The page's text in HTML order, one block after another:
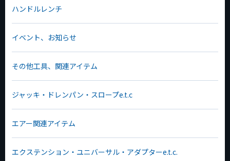
ハンドルレンチ
イベント、お知らせ
その他工具、関連アイテム
ジャッキ・ドレンパン・スロープe.t.c
エアー関連アイテム
エクステンション・ユニバーサル・アダプターe.t.c.